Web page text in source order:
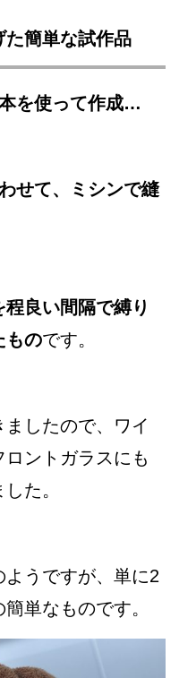
た簡単な試作品
を使って作成…
せて、ミシンで縫
良い間隔で縛り
ものです。
したので、ワイ
ロントガラスにも
た。
うですが、単に2
単なものです。